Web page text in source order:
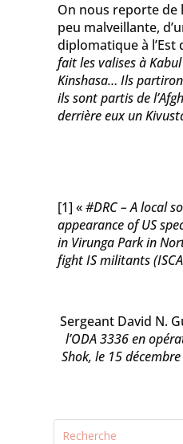
On nous reporte de
peu malveillante,
diplomatique à l’Est
fait les valises à
Kinshasa… Ils
ils sont partis de
derrière eux un
[1] «#DRC –A local
appearance of US
in Virunga Park in
fight IS militants
Sergeant David N.
l’ODA 3336 en
Shok, le 15